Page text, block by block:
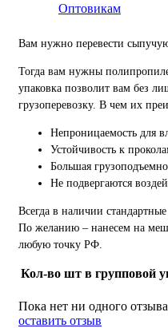
Оптовикам
Вам нужно перевести
Тогда вам нужны
упаковка позволит вам без
грузоперевозку. В чем их
Непроницаемость для
Устойчивость к
Большая
Не подвергаются
Всегда в наличии
По желанию – нанесем на
любую точку РФ.
Кол-во шт в групповой
Пока нет ни одного
оставить отзыв